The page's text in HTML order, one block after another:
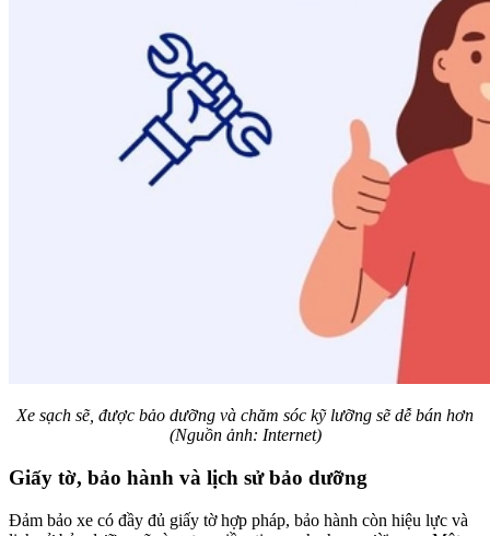
Xe sạch sẽ, được bảo dưỡng và chăm sóc kỹ lưỡng sẽ dễ bán hơn
(Nguồn ảnh: Internet)
Giấy tờ, bảo hành và lịch sử bảo dưỡng
Đảm bảo xe có đầy đủ giấy tờ hợp pháp, bảo hành còn hiệu lực và